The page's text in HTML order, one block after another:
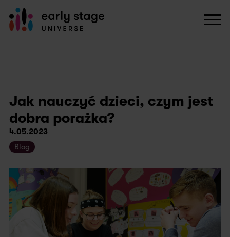
Jak nauczyć dzieci, czym jest
dobra porażka?
4.05.2023
Blog